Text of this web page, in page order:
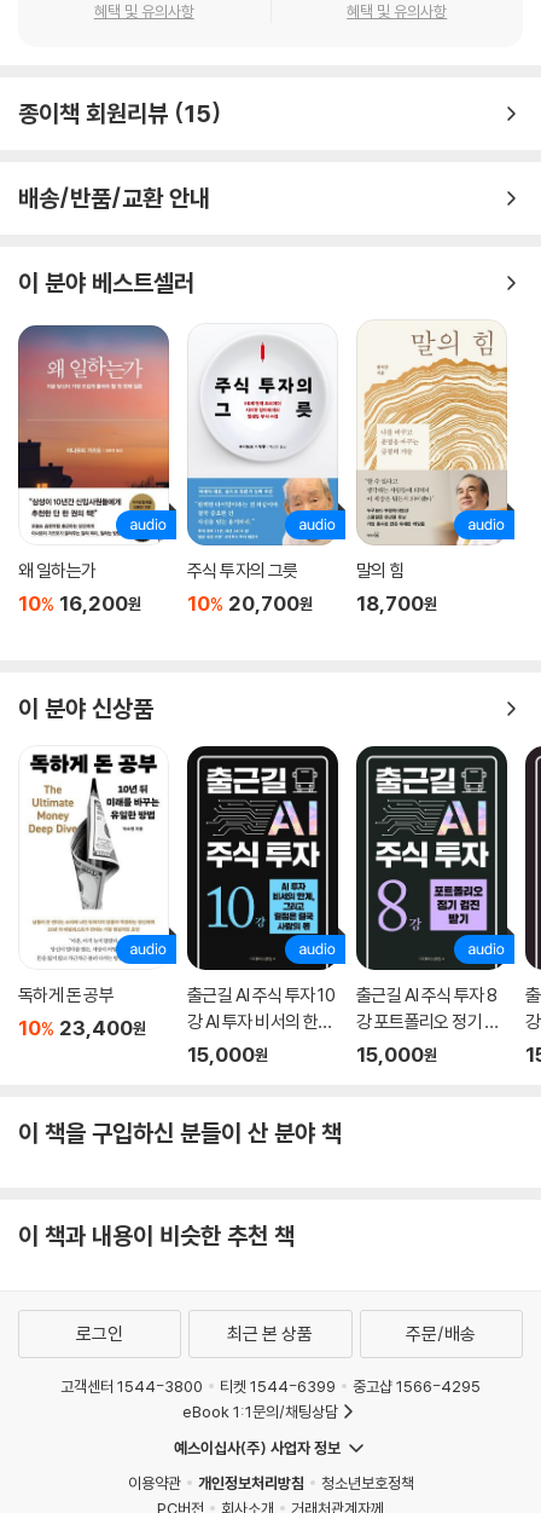
혜택 및 유의사항 혜택 및 유의사항
종이책 회원리뷰 15
배송/반품/교환 안내
이 분야 베스트셀러
왜 일하는가
10% 16,200원
주식 투자의 그릇
10% 20,700원
말의 힘
18,700원
이 분야 신상품
독하게 돈 공부
10% 23,400원
출근길 AI 주식 투자 10
강 AI 투자 비서의 한계,
그리고 결정은 결국 사
15,000원
출근길 AI 주식 투자 8
강 포트폴리오 정기 검
진 받기
15,000원
이 책을 구입하신 분들이 산 분야 책
이 책과 내용이 비슷한 추천 책
로그인 최근 본 상품 주문/배송
고객센터 1544-3800 티켓 1544-6399
중고샵 1566-4295
eBook 1:1문의/채팅상담
예스이십사(주) 사업자 정보
이용약관
개인정보처리방침
청소년보호정책
PC버전
회사소개 거래처관계자께